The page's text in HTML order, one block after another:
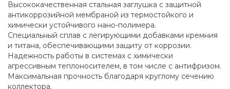
Высококачественная стальная заглушка с защитной
антикоррозийной мембраной из термостойкого и
химически устойчивого нано-полимера.
Специальный сплав с легирующими добавками кремния
и титана, обеспечивающими защиту от коррозии.
Надежность работы в системах с химически
агрессивным теплоносителем, в том числе с антифризом.
Максимальная прочность благодаря круглому сечению
коллектора.